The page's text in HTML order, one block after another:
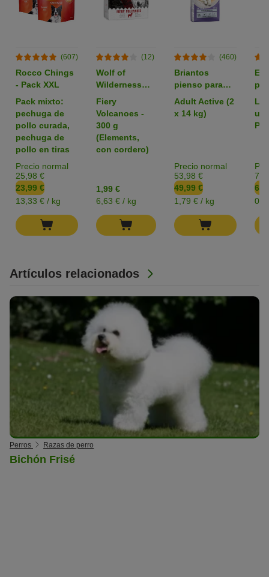
Artículos relacionados
Perros Razas de perro
Bichón Frisé
(607)
Rocco Chings
- Pack XXL
Pack mixto:
pechuga de
pollo curada,
pechuga de
pollo en tiras
Precio normal
25,98 €
23,99 €
13,33 € / kg
(12)
Wolf of
Wilderness
pienso para
perros -
Formato de
prueba
Fiery
Volcanoes -
300 g
(Elements,
con cordero)
1,99 €
6,63 € / kg
(460)
Briantos
pienso para
perros - Pack
Ahorro
Adult Active (2
x 14 kg)
Precio normal
53,98 €
49,99 €
1,79 € / kg
L: